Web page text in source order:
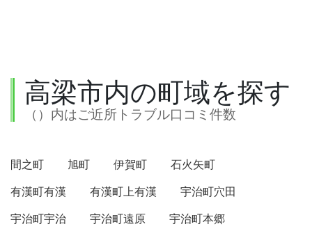
高梁市内の町域を探す
（）内はご近所トラブル口コミ件数
間之町 旭町 伊賀町
石火矢町
有漢町有漢
有漢町上有漢
宇治町穴田
宇治町宇治
宇治町遠原
宇治町本郷